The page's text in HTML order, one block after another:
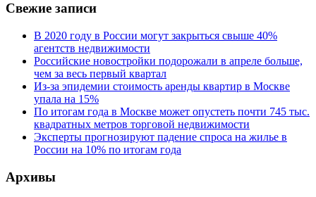
Свежие записи
В 2020 году в России могут закрыться свыше 40%
агентств недвижимости
Российские новостройки подорожали в апреле больше,
чем за весь первый квартал
Из-за эпидемии стоимость аренды квартир в Москве
упала на 15%
По итогам года в Москве может опустеть почти 745 тыс.
квадратных метров торговой недвижимости
Эксперты прогнозируют падение спроса на жилье в
России на 10% по итогам года
Архивы